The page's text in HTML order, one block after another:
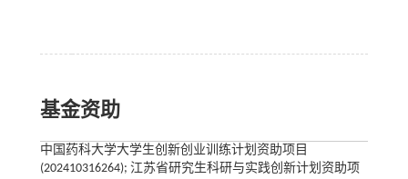
基金资助
中国药科大学大学生创新创业训练计划资助项目
(202410316264); 江苏省研究生科研与实践创新计划资助项